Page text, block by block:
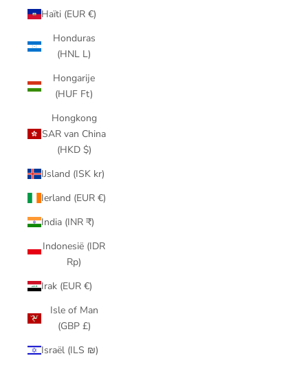
Haïti (EUR €)
Honduras
(HNL L)
Hongarije
(HUF Ft)
Hongkong
SAR van China
(HKD $)
IJsland (ISK kr)
Ierland (EUR €)
India (INR ₹)
Indonesië (IDR
Rp)
Irak (EUR €)
Isle of Man
(GBP £)
Israël (ILS ₪)